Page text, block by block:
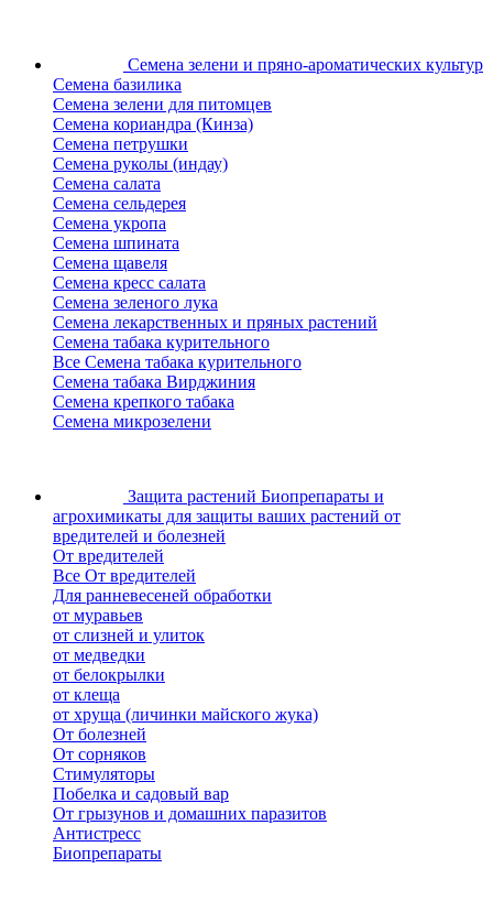
Семена зелени и пряно-ароматических культур
Семена базилика
Семена зелени для питомцев
Семена кориандра (Кинза)
Семена петрушки
Семена руколы (индау)
Семена салата
Семена сельдерея
Семена укропа
Семена шпината
Семена щавеля
Семена кресс салата
Семена зеленого лука
Семена лекарственных и пряных растений
Семена табака курительного
Все Семена табака курительного
Семена табака Вирджиния
Семена крепкого табака
Семена микрозелени
Защита растений Биопрепараты и
агрохимикаты для защиты ваших растений от
вредителей и болезней
От вредителей
Все От вредителей
Для ранневесеней обработки
от муравьев
от слизней и улиток
от медведки
от белокрылки
от клеща
от хруща (личинки майского жука)
От болезней
От сорняков
Стимуляторы
Побелка и садовый вар
От грызунов и домашних паразитов
Антистресс
Биопрепараты